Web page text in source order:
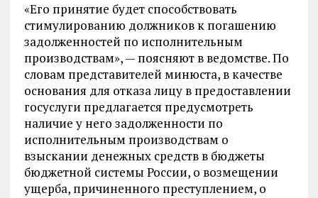
«Его принятие будет способствовать
стимулированию должников к погашению
задолженностей по исполнительным
производствам», — поясняют в ведомстве. По
словам представителей минюста, в качестве
основания для отказа лицу в предоставлении
госуслуги предлагается предусмотреть
наличие у него задолженности по
исполнительным производствам о
взыскании денежных средств в бюджеты
бюджетной системы России, о возмещении
ущерба, причиненного преступлением, о